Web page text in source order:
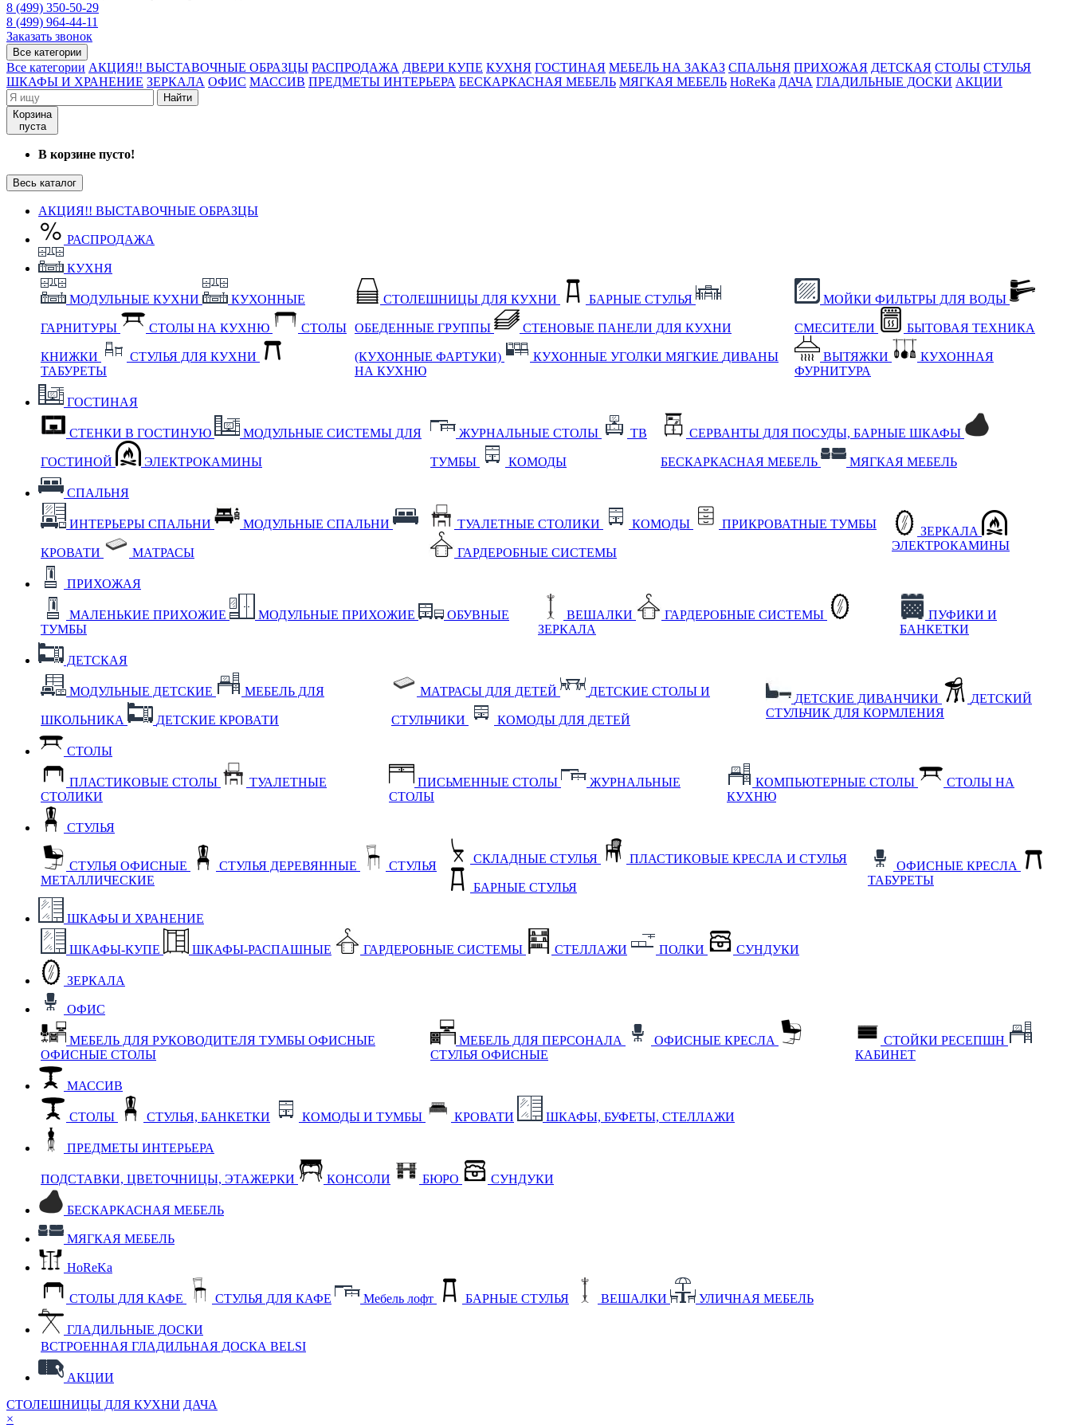
8 (499) 350-50-29
8 (499) 964-44-11
Заказать звонок
Все категории
Все категории АКЦИЯ!! ВЫСТАВОЧНЫЕ ОБРАЗЦЫ РАСПРОДАЖА ДВЕРИ КУПЕ КУХНЯ ГОСТИНАЯ МЕБЕЛЬ НА ЗАКАЗ СПАЛЬНЯ ПРИХОЖАЯ ДЕТСКАЯ СТОЛЫ СТУЛЬЯ
ШКАФЫ И ХРАНЕНИЕ ЗЕРКАЛА ОФИС МАССИВ ПРЕДМЕТЫ ИНТЕРЬЕРА БЕСКАРКАСНАЯ МЕБЕЛЬ МЯГКАЯ МЕБЕЛЬ HoReKa ДАЧА ГЛАДИЛЬНЫЕ ДОСКИ АКЦИИ
Найти
Корзина
пуста
В корзине пусто!
Весь каталог
АКЦИЯ!! ВЫСТАВОЧНЫЕ ОБРАЗЦЫ
РАСПРОДАЖА
КУХНЯ
МОДУЛЬНЫЕ КУХНИ КУХОННЫЕ
ГАРНИТУРЫ СТОЛЫ НА КУХНЮ СТОЛЫ
КНИЖКИ
СТУЛЬЯ ДЛЯ КУХНИ
ТАБУРЕТЫ
СТОЛЕШНИЦЫ ДЛЯ КУХНИ БАРНЫЕ СТУЛЬЯ
ОБЕДЕННЫЕ ГРУППЫ СТЕНОВЫЕ ПАНЕЛИ ДЛЯ КУХНИ
(КУХОННЫЕ ФАРТУКИ) КУХОННЫЕ УГОЛКИ МЯГКИЕ ДИВАНЫ
НА КУХНЮ
МОЙКИ ФИЛЬТРЫ ДЛЯ ВОДЫ
СМЕСИТЕЛИ БЫТОВАЯ ТЕХНИКА
ВЫТЯЖКИ
КУХОННАЯ
ФУРНИТУРА
ГОСТИНАЯ
СТЕНКИ В ГОСТИНУЮ МОДУЛЬНЫЕ СИСТЕМЫ ДЛЯ
ГОСТИНОЙ ЭЛЕКТРОКАМИНЫ
ЖУРНАЛЬНЫЕ СТОЛЫ ТВ
ТУМБЫ КОМОДЫ
СЕРВАНТЫ ДЛЯ ПОСУДЫ, БАРНЫЕ ШКАФЫ
БЕСКАРКАСНАЯ МЕБЕЛЬ МЯГКАЯ МЕБЕЛЬ
СПАЛЬНЯ
ИНТЕРЬЕРЫ СПАЛЬНИ МОДУЛЬНЫЕ СПАЛЬНИ
КРОВАТИ МАТРАСЫ
ТУАЛЕТНЫЕ СТОЛИКИ КОМОДЫ ПРИКРОВАТНЫЕ ТУМБЫ
ГАРДЕРОБНЫЕ СИСТЕМЫ
ЗЕРКАЛА
ЭЛЕКТРОКАМИНЫ
ПРИХОЖАЯ
МАЛЕНЬКИЕ ПРИХОЖИЕ МОДУЛЬНЫЕ ПРИХОЖИЕ
ОБУВНЫЕ
ТУМБЫ
ВЕШАЛКИ
ГАРДЕРОБНЫЕ СИСТЕМЫ
ЗЕРКАЛА
ПУФИКИ И
БАНКЕТКИ
ДЕТСКАЯ
МОДУЛЬНЫЕ ДЕТСКИЕ МЕБЕЛЬ ДЛЯ
ШКОЛЬНИКА ДЕТСКИЕ КРОВАТИ
МАТРАСЫ ДЛЯ ДЕТЕЙ ДЕТСКИЕ СТОЛЫ И
СТУЛЬЧИКИ КОМОДЫ ДЛЯ ДЕТЕЙ
ДЕТСКИЕ ДИВАНЧИКИ
ДЕТСКИЙ
СТУЛЬЧИК ДЛЯ КОРМЛЕНИЯ
СТОЛЫ
ПЛАСТИКОВЫЕ СТОЛЫ
ТУАЛЕТНЫЕ
СТОЛИКИ
ПИСЬМЕННЫЕ СТОЛЫ
ЖУРНАЛЬНЫЕ
СТОЛЫ
КОМПЬЮТЕРНЫЕ СТОЛЫ
СТОЛЫ НА
КУХНЮ
СТУЛЬЯ
СТУЛЬЯ ОФИСНЫЕ СТУЛЬЯ ДЕРЕВЯННЫЕ
СТУЛЬЯ
МЕТАЛЛИЧЕСКИЕ
СКЛАДНЫЕ СТУЛЬЯ ПЛАСТИКОВЫЕ КРЕСЛА И СТУЛЬЯ
БАРНЫЕ СТУЛЬЯ
ОФИСНЫЕ КРЕСЛА
ТАБУРЕТЫ
ШКАФЫ И ХРАНЕНИЕ
ШКАФЫ-КУПЕ ШКАФЫ-РАСПАШНЫЕ ГАРДЕРОБНЫЕ СИСТЕМЫ СТЕЛЛАЖИ ПОЛКИ СУНДУКИ
ЗЕРКАЛА
ОФИС
МЕБЕЛЬ ДЛЯ РУКОВОДИТЕЛЯ ТУМБЫ ОФИСНЫЕ
ОФИСНЫЕ СТОЛЫ
МЕБЕЛЬ ДЛЯ ПЕРСОНАЛА
ОФИСНЫЕ КРЕСЛА
СТУЛЬЯ ОФИСНЫЕ
СТОЙКИ РЕСЕПШН
КАБИНЕТ
МАССИВ
СТОЛЫ СТУЛЬЯ, БАНКЕТКИ КОМОДЫ И ТУМБЫ КРОВАТИ ШКАФЫ, БУФЕТЫ, СТЕЛЛАЖИ
ПРЕДМЕТЫ ИНТЕРЬЕРА
ПОДСТАВКИ, ЦВЕТОЧНИЦЫ, ЭТАЖЕРКИ КОНСОЛИ БЮРО СУНДУКИ
БЕСКАРКАСНАЯ МЕБЕЛЬ
МЯГКАЯ МЕБЕЛЬ
HoReKa
СТОЛЫ ДЛЯ КАФЕ СТУЛЬЯ ДЛЯ КАФЕ Мебель лофт БАРНЫЕ СТУЛЬЯ ВЕШАЛКИ УЛИЧНАЯ МЕБЕЛЬ
ГЛАДИЛЬНЫЕ ДОСКИ
ВСТРОЕННАЯ ГЛАДИЛЬНАЯ ДОСКА BELSI
АКЦИИ
СТОЛЕШНИЦЫ ДЛЯ КУХНИ ДАЧА
×